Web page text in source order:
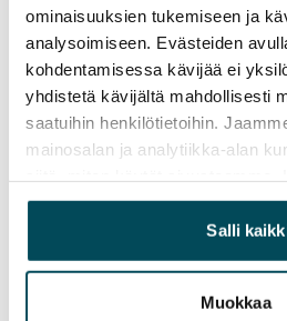
ominaisuuksien tukemiseen ja
analysoimiseen. Evästeiden
kohdentamisessa kävijää ei
yhdistetä kävijältä mahdollisesti
saatuihin henkilötietoihin.
mainosalan ja analytiikka-alan
yhdistää näitä tietoja muihin
heille tai joita on kerätty, kun olet
palvelujaan.
Salli
Muokkaa